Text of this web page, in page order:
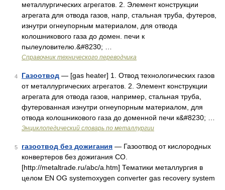
металлургических агрегатов. 2. Элемент конструкции
агрегата для отвода газов, напр, стальная труба, футеров,
изнутри огнеупорным материалом, для отвода
колошникового газа до домен. печи к
пылеуловителю.&#8230; …
Справочник технического переводчика
4 Газоотвод — [gas heater] 1. Отвод технологических газов
от металлургических агрегатов. 2. Элемент конструкции
агрегата для отвода газов, например, стальная труба,
футерованная изнутри огнеупорным материалом, для
отвода колошникового газа до доменной печи к&#8230; …
Энциклопедический словарь по металлургии
5 газоотвод без дожигания — Газоотвод от кислородных
конвертеров без дожигания СО.
[http://metaltrade.ru/abc/a.htm] Тематики металлургия в
целом EN OG systemoxygen converter gas recovery system